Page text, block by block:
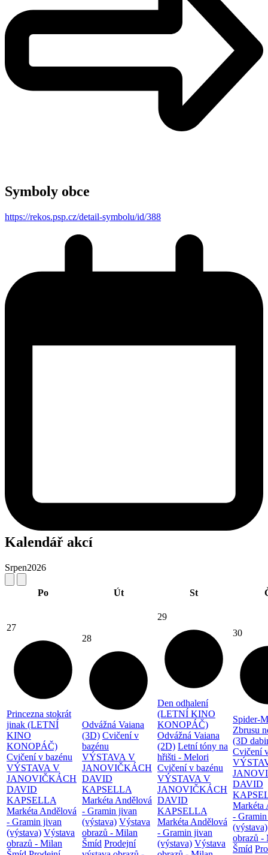
Symboly obce
https://rekos.psp.cz/detail-symbolu/id/388
Kalendář akcí
Srpen2026
Po Út St
27
Princezna stokrát
jinak (LETNÍ
KINO
KONOPÁČ)
Cvičení v bazénu
VÝSTAVA V
JANOVIČKÁCH
DAVID
KAPSELLA
Markéta Andělová
- Gramin jivan
(výstava) Výstava
obrazů - Milan
28
Odvážná Vaiana
(3D) Cvičení v
bazénu
VÝSTAVA V
JANOVIČKÁCH
DAVID
KAPSELLA
Markéta Andělová
- Gramin jivan
(výstava) Výstava
obrazů - Milan
Šmíd Prodejní
29
Den odhalení
(LETNÍ KINO
KONOPÁČ)
Odvážná Vaiana
(2D) Letní tóny na
hřišti - Melori
Cvičení v bazénu
VÝSTAVA V
JANOVIČKÁCH
DAVID
KAPSELLA
Markéta Andělová
- Gramin jivan
(výstava) Výstava
30
Spider-
Zbrusu
(3D
Cvičení
DAVID
Markéta
-
(výstava)
obrazů -
Šmíd